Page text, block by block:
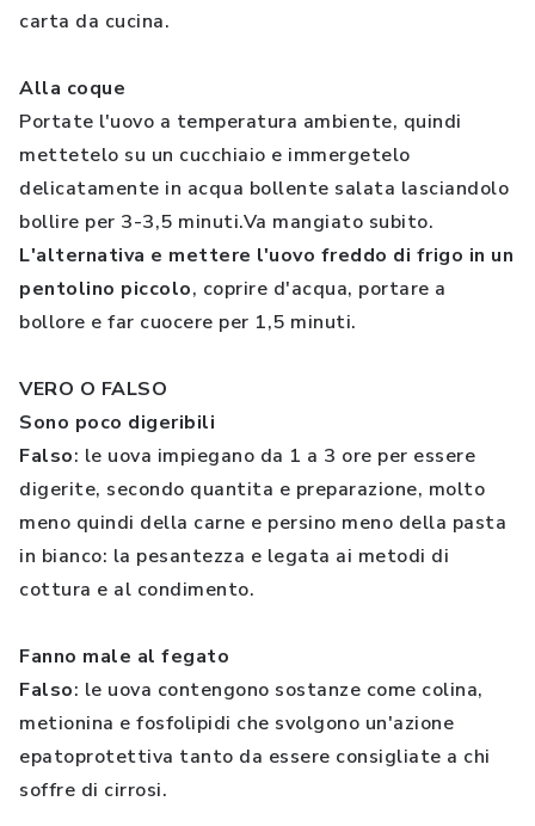
carta da cucina.
Alla coque
Portate l'uovo a temperatura ambiente, quindi
mettetelo su un cucchiaio e immergetelo
delicatamente in acqua bollente salata lasciandolo
bollire per 3-3,5 minuti.Va mangiato subito.
L'alternativa e mettere l'uovo freddo di frigo in un
pentolino piccolo, coprire d'acqua, portare a
bollore e far cuocere per 1,5 minuti.
VERO O FALSO
Sono poco digeribili
Falso: le uova impiegano da 1 a 3 ore per essere
digerite, secondo quantita e preparazione, molto
meno quindi della carne e persino meno della pasta
in bianco: la pesantezza e legata ai metodi di
cottura e al condimento.
Fanno male al fegato
Falso: le uova contengono sostanze come colina,
metionina e fosfolipidi che svolgono un'azione
epatoprotettiva tanto da essere consigliate a chi
soffre di cirrosi.